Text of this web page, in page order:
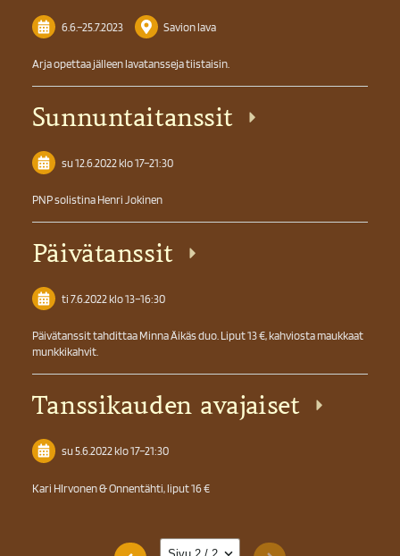
6.6.–25.7.2023 Savion lava
Arja opettaa jälleen lavatansseja tiistaisin.
Sunnuntaitanssit
su 12.6.2022klo 17–21:30
PNP solistina Henri Jokinen
Päivätanssit
ti 7.6.2022klo 13–16:30
Päivätanssit tahdittaa Minna Äikäs duo. Liput 13 €, kahviosta maukkaat
munkkikahvit.
Tanssikauden avajaiset
su 5.6.2022klo 17–21:30
Kari HIrvonen & Onnentähti, liput 16 €
Sivun valinta